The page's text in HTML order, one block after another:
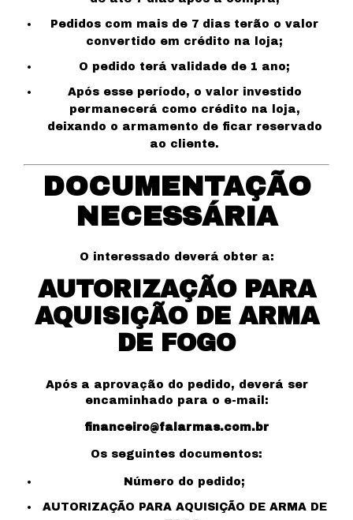
Pedidos com mais de 7 dias terão o valor
convertido em crédito na loja;
O pedido terá validade de 1 ano;
Após esse período, o valor investido
permanecerá como crédito na loja,
deixando o armamento de ficar reservado
ao cliente.
DOCUMENTAÇÃO
NECESSÁRIA
O interessado deverá obter a:
AUTORIZAÇÃO PARA
AQUISIÇÃO DE ARMA
DE FOGO
Após a aprovação do pedido, deverá ser
encaminhado para o e-mail:
financeiro@falarmas.com.br
Os seguintes documentos:
Número do pedido;
AUTORIZAÇÃO PARA AQUISIÇÃO DE ARMA DE